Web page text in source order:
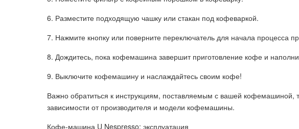
6. Разместите подходящую чашку или стакан под кофеваркой.
7. Нажмите кнопку или поверните переключатель для начала процесса
8. Дождитесь, пока кофемашина завершит приготовление кофе и
9. Выключите кофемашину и наслаждайтесь своим кофе!
Важно обратиться к инструкциям, поставляемым с вашей кофемашиной,
зависимости от производителя и модели кофемашины.
Кофе-машина U Nespresso: эксплуатация